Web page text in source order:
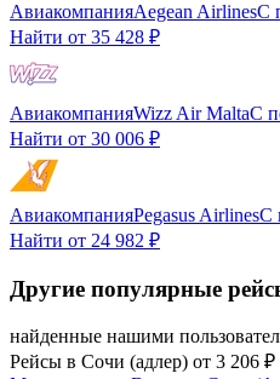
АвиакомпанияAegean AirlinesС
Найти от 35 428 ₽
АвиакомпанияWizz Air MaltaС
Найти от 30 006 ₽
АвиакомпанияPegasus AirlinesС
Найти от 24 982 ₽
Другие популярные
найденные нашими
Рейсы в Сочи (адлер) от 3 206 ₽